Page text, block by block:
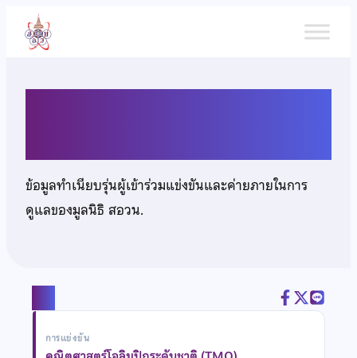
เนื้อหา
ข้อมูลทำเนียบรุ่นผู้เข้าร่วมแข่งขันและค่ายภายในการ
ดูแลของมูลนิธิ สอวน.
การแข่งขัน